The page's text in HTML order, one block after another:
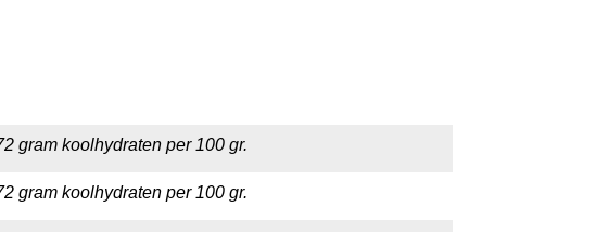
gram koolhydraten per 100 gr.
gram koolhydraten per 100 gr.